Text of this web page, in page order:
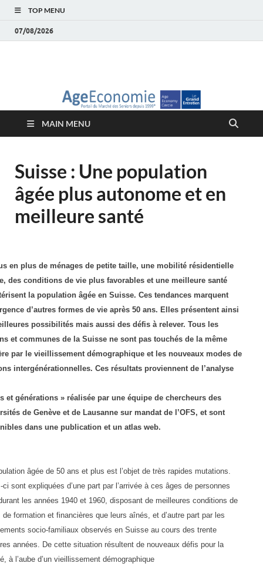
TOP MENU
07/08/2026
économie – Marché
des Seniors
MAIN MENU
Suisse : Une population
âgée plus autonome et en
meilleure santé
en plus de ménages de petite taille, une mobilité résidentielle
des conditions de vie plus favorables et une meilleure santé
la population âgée en Suisse. Ces tendances marquent
d’autres formes de vie après 50 ans. Elles présentent ainsi
possibilités mais aussi des défis à relever. Tous les
et communes de la Suisse ne sont pas touchés de la même
par le vieillissement démographique et les nouveaux modes de
intergénérationnelles. Ces résultats proviennent de l’analyse
et générations » réalisée par une équipe de chercheurs des
de Genève et de Lausanne sur mandat de l’OFS, et sont
dans une publication et un atlas web.
âgée de 50 ans et plus est l’objet de très rapides mutations.
ci sont expliquées d’une part par l’arrivée à ces âges de personnes
les années 1940 et 1960, disposant de meilleures conditions de
de formation et financières que leurs aînés, et d’autre part par les
socio-familiaux observés en Suisse au cours des trente
années. De cette situation résultent de nouveaux défis pour la
à l’aube d’un vieillissement démographique